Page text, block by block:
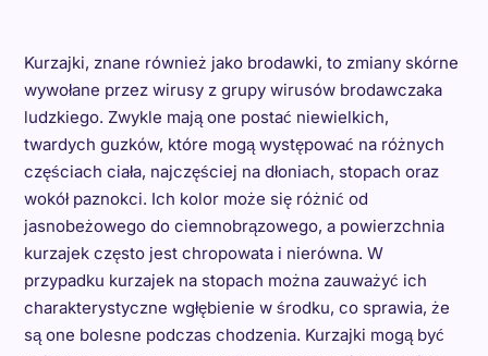
Kurzajki, znane również jako brodawki, to zmiany skórne
wywołane przez wirusy z grupy wirusów brodawczaka
ludzkiego. Zwykle mają one postać niewielkich,
twardych guzków, które mogą występować na różnych
częściach ciała, najczęściej na dłoniach, stopach oraz
wokół paznokci. Ich kolor może się różnić od
jasnobeżowego do ciemnobrązowego, a powierzchnia
kurzajek często jest chropowata i nierówna. W
przypadku kurzajek na stopach można zauważyć ich
charakterystyczne wgłębienie w środku, co sprawia, że
są one bolesne podczas chodzenia. Kurzajki mogą być